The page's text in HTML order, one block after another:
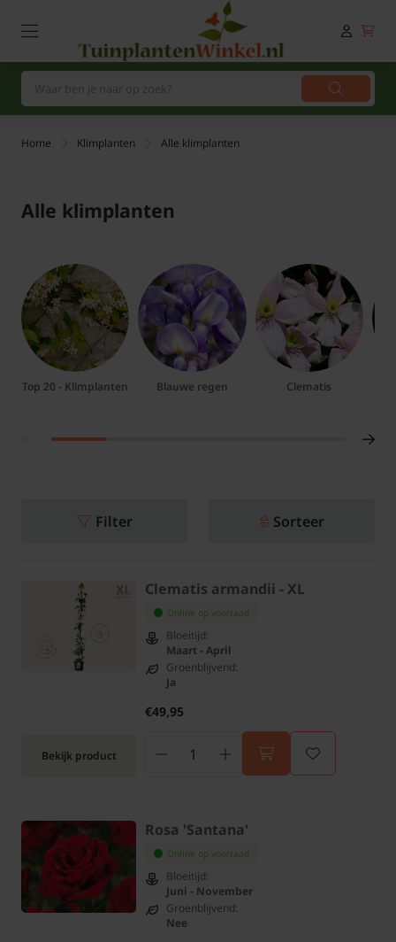
Home Klimplanten Alle klimplanten
Alle klimplanten
Top 20 - Klimplanten Blauwe regen Clematis
Filter Sorteer
Bekijk product
Clematis armandii - XL
Online op voorraad
Bloeitijd:
Maart - April
Groenblijvend:
Ja
€49,95
Rosa 'Santana'
Online op voorraad
Bloeitijd:
Juni - November
Groenblijvend:
Nee